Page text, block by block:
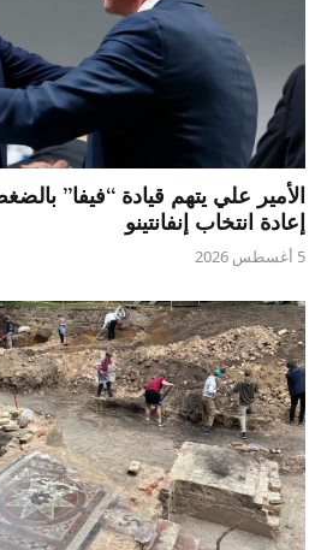
الأمير علي يتهم قيادة “فيفا”
إعادة انتخاب إنفانتينو
5 أغسطس 2026